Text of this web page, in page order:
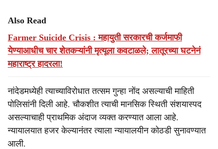
Also Read
Farmer Suicide Crisis : महायुती सरकारची कर्जमाफी
येण्याआधीच चार शेतकऱ्यांनी मृत्यूला कवटाळले; लातूरच्या घटनेनं
महाराष्ट्र हादरला!
नांदेडमध्येही त्याच्याविरोधात तत्सम गुन्हा नोंद असल्याची माहिती
पोलिसांनी दिली आहे. चौकशीत त्याची मानसिक स्थिती संशयास्पद
असल्याचाही प्राथमिक अंदाज व्यक्त करण्यात आला आहे.
न्यायालयात हजर केल्यानंतर त्याला न्यायालयीन कोठडी सुनावण्यात
आली.